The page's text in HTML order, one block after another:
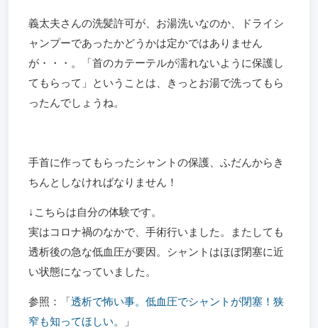
義太夫さんの洗髪許可が、お湯洗いなのか、ドライシ
ャンプーであったかどうかは定かではありません
が・・・。「首のカテーテルが濡れないように保護し
てもらって」ということは、きっとお湯で洗ってもら
ったんでしょうね。
手首に作ってもらったシャントの保護、ふだんからき
ちんとしなければなりません！
↓こちらは自分の体験です。
実はコロナ禍のなかで、手術行いました。またしても
透析後の急な低血圧が要因。シャントはほぼ閉塞に近
い状態になっていました。
参照：「透析で怖い事。低血圧でシャントが閉塞！狭
窄も知ってほしい。
」